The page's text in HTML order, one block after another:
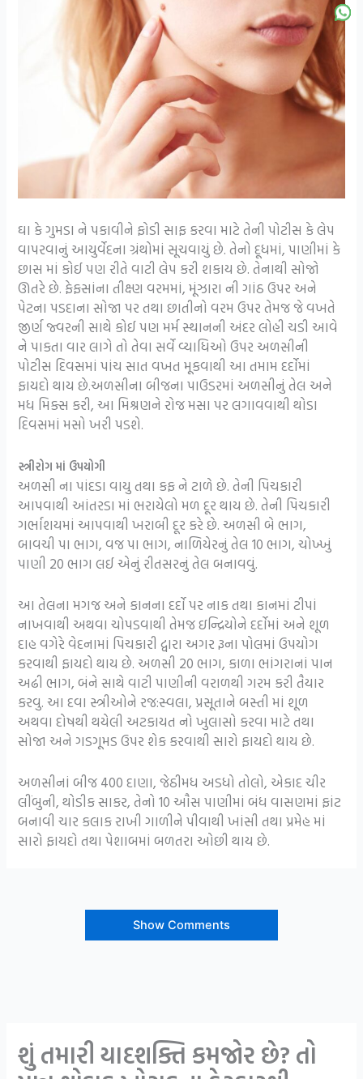
ઘા કે ગુમડા ને પકાવીને ફોડી સાફ કરવા માટે તેની પોટીસ કે લેપ
વાપરવાનું આયુર્વેદના ગ્રંથોમાં સૂચવાયું છે. તેનો દૂધમાં, પાણીમાં કે
છાસ માં કોઈ પણ રીતે વાટી લેપ કરી શકાય છે. તેનાથી સોજો
ઊતરે છે. ફેફસાંના તીક્ષ્ણ વરમમાં, મૂંઝારા ની ગાંઠ ઉપર અને
પેટના પડદાના સોજા પર તથા છાતીનો વરમ ઉપર તેમજ જે વખતે
જીર્ણ જ્વરની સાથે કોઈ પણ મર્મ સ્થાનની અંદર લોહી ચડી આવે
ને પાકતા વાર લાગે તો તેવા સર્વે વ્યાધિઓ ઉપર અળસીની
પોટીસ દિવસમાં પાંચ સાત વખત મૂકવાથી આ તમામ દર્દોમાં
ફાયદો થાય છે.અળસીના બીજના પાઉડરમાં અળસીનું તેલ અને
મધ મિક્સ કરી, આ મિશ્રણને રોજ મસા પર લગાવવાથી થોડા
દિવસમાં મસો ખરી પડશે.
સ્ત્રીરોગ માં ઉપયોગી
અળસી ના પાંદડા વાયુ તથા કફ ને ટાળે છે. તેની પિચકારી
આપવાથી આંતરડા માં ભરાયેલો મળ દૂર થાય છે. તેની પિચકારી
ગર્ભાશયમાં આપવાથી ખરાબી દૂર કરે છે. અળસી બે ભાગ,
બાવચી પા ભાગ, વજ પા ભાગ, નાળિયેરનું તેલ 10 ભાગ, ચોખ્ખું
પાણી 20 ભાગ લઈ એનું રીતસરનું તેલ બનાવવું.
આ તેલના મગજ અને કાનના દર્દો પર નાક તથા કાનમાં ટીપાં
નાખવાથી અથવા ચોપડવાથી તેમજ ઇન્દ્રિયોને દર્દોમાં અને શૂળ
દાહ વગેરે વેદનામાં પિચકારી દ્વારા અગર રૂના પોલમાં ઉપયોગ
કરવાથી ફાયદો થાય છે. અળસી 20 ભાગ, કાળા ભાંગરાનાં પાન
અઢી ભાગ, બંને સાથે વાટી પાણીની વરાળથી ગરમ કરી તૈયાર
કરવુ. આ દવા સ્ત્રીઓને રજ:સ્વલા, પ્રસૂતાને બસ્તી માં શૂળ
અથવા દોષથી થયેલી અટકાયત નો ખુલાસો કરવા માટે તથા
સોજા અને ગડગૂમડ ઉપર શેક કરવાથી સારો ફાયદો થાય છે.
અળસીનાં બીજ 400 દાણા, જેઠીમધ અડધો તોલો, એકાદ ચીર
લીંબુની, થોડીક સાકર, તેનો 10 ઔસ પાણીમાં બંધ વાસણમાં ફાંટ
બનાવી ચાર કલાક રાખી ગાળીને પીવાથી ખાંસી તથા પ્રમેહ માં
સારો ફાયદો તથા પેશાબમાં બળતરા ઓછી થાય છે.
Show Comments
શું તમારી યાદશક્તિ કમજોર છે? તો